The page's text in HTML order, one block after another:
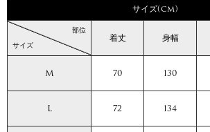
サイズ(cm)
サイズ
部位
着丈 身幅
M 70 130
L 72 134